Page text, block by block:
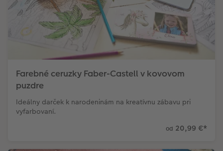
Farebné ceruzky Faber-Castell v kovovom
puzdre
Ideálny darček k narodeninám na kreatívnu zábavu pri
vyfarbovaní.
od 20,99 €*